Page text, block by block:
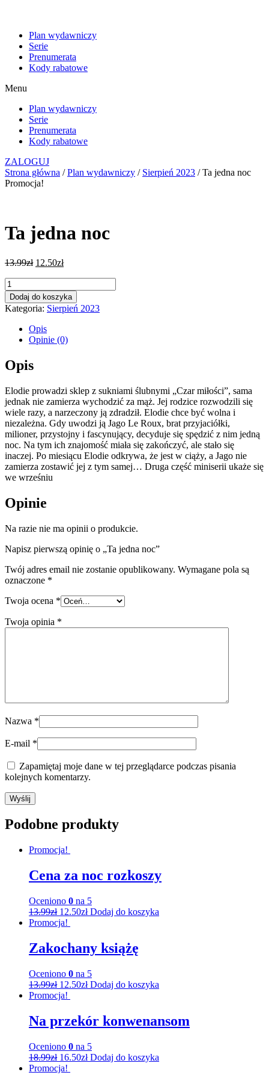
Plan wydawniczy
Serie
Prenumerata
Kody rabatowe
Menu
Plan wydawniczy
Serie
Prenumerata
Kody rabatowe
ZALOGUJ
Strona główna /Plan wydawniczy / Sierpień 2023 / Ta jedna noc
Promocja!
Ta jedna noc
13.99zł 12.50zł
ilość
Ta
jedna
noc
Dodaj do koszyka
Kategoria: Sierpień 2023
Opis
Opinie (0)
Opis
Elodie prowadzi sklep z sukniami ślubnymi „Czar miłości”, sama
jednak nie zamierza wychodzić za mąż. Jej rodzice rozwodzili się
wiele razy, a narzeczony ją zdradził. Elodie chce być wolna i
niezależna. Gdy uwodzi ją Jago Le Roux, brat przyjaciółki,
milioner, przystojny i fascynujący, decyduje się spędzić z nim jedną
noc. Na tym ich znajomość miała się zakończyć, ale stało się
inaczej. Po miesiącu Elodie odkrywa, że jest w ciąży, a Jago nie
zamierza zostawić jej z tym samej… Druga część miniserii ukaże się
we wrześniu
Opinie
Na razie nie ma opinii o produkcie.
Napisz pierwszą opinię o „Ta jedna noc”
Twój adres email nie zostanie opublikowany. Wymagane pola są
oznaczone *
Twoja ocena *
Twoja opinia *
Nazwa *
E-mail *
Zapamiętaj moje dane w tej przeglądarce podczas pisania
kolejnych komentarzy.
Podobne produkty
Promocja!
Cena za noc rozkoszy
Oceniono 0 na 5
13.99zł 12.50zł Dodaj do koszyka
Promocja!
Zakochany książę
Oceniono 0 na 5
13.99zł 12.50zł Dodaj do koszyka
Promocja!
Na przekór konwenansom
Oceniono 0 na 5
18.99zł 16.50zł Dodaj do koszyka
Promocja!